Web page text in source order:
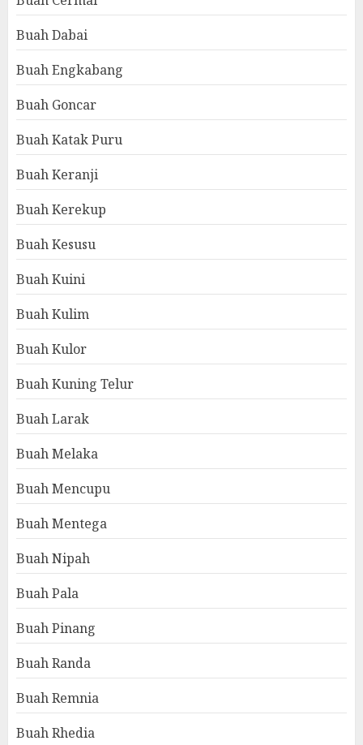
Buah Dabai
Buah Engkabang
Buah Goncar
Buah Katak Puru
Buah Keranji
Buah Kerekup
Buah Kesusu
Buah Kuini
Buah Kulim
Buah Kulor
Buah Kuning Telur
Buah Larak
Buah Melaka
Buah Mencupu
Buah Mentega
Buah Nipah
Buah Pala
Buah Pinang
Buah Randa
Buah Remnia
Buah Rhedia